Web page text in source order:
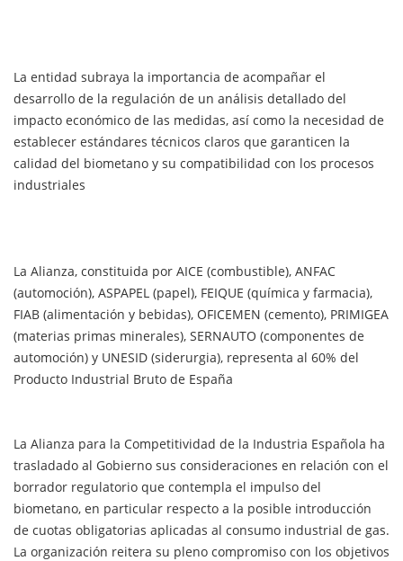
La entidad subraya la importancia de acompañar el
desarrollo de la regulación de un análisis detallado del
impacto económico de las medidas, así como la necesidad de
establecer estándares técnicos claros que garanticen la
calidad del biometano y su compatibilidad con los procesos
industriales
La Alianza, constituida por AICE (combustible), ANFAC
(automoción), ASPAPEL (papel), FEIQUE (química y farmacia),
FIAB (alimentación y bebidas), OFICEMEN (cemento), PRIMIGEA
(materias primas minerales), SERNAUTO (componentes de
automoción) y UNESID (siderurgia), representa al 60% del
Producto Industrial Bruto de España
La Alianza para la Competitividad de la Industria Española ha
trasladado al Gobierno sus consideraciones en relación con el
borrador regulatorio que contempla el impulso del
biometano, en particular respecto a la posible introducción
de cuotas obligatorias aplicadas al consumo industrial de gas.
La organización reitera su pleno compromiso con los objetivos